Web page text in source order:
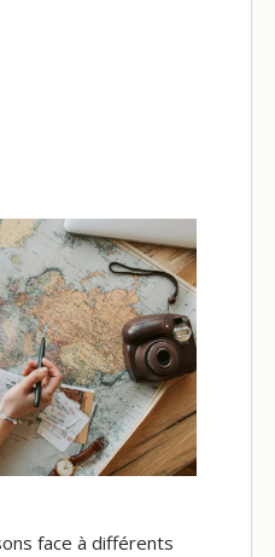
face à différents